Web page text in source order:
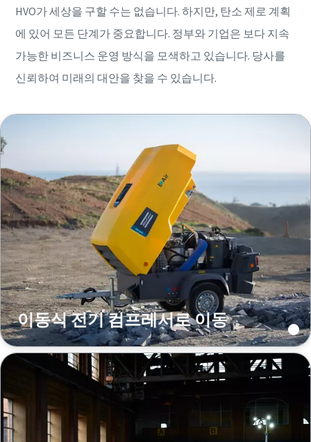
HVO가 세상을 구할 수는 없습니다. 하지만, 탄소 제로 계획
에 있어 모든 단계가 중요합니다. 정부와 기업은 보다 지속
가능한 비즈니스 운영 방식을 모색하고 있습니다. 당사를
신뢰하여 미래의 대안을 찾을 수 있습니다.
이동식 전기 컴프레서로 이동